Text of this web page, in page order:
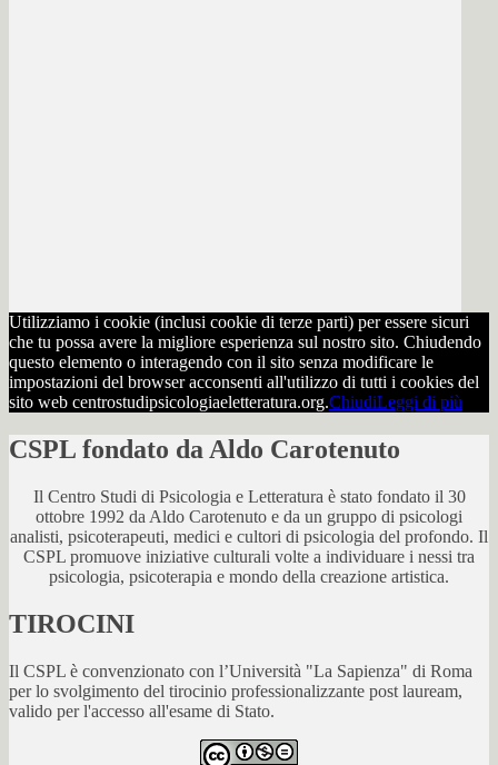
Utilizziamo i cookie (inclusi cookie di terze parti) per essere sicuri
che tu possa avere la migliore esperienza sul nostro sito. Chiudendo
questo elemento o interagendo con il sito senza modificare le
impostazioni del browser acconsenti all'utilizzo di tutti i cookies del
sito web centrostudipsicologiaeletteratura.org.ChiudiLeggi di più
CSPL fondato da Aldo Carotenuto
Il Centro Studi di Psicologia e Letteratura è stato fondato il 30
ottobre 1992 da Aldo Carotenuto e da un gruppo di psicologi
analisti, psicoterapeuti, medici e cultori di psicologia del profondo. Il
CSPL promuove iniziative culturali volte a individuare i nessi tra
psicologia, psicoterapia e mondo della creazione artistica.
TIROCINI
Il CSPL è convenzionato con l’Università "La Sapienza" di Roma
per lo svolgimento del tirocinio professionalizzante post lauream,
valido per l'accesso all'esame di Stato.